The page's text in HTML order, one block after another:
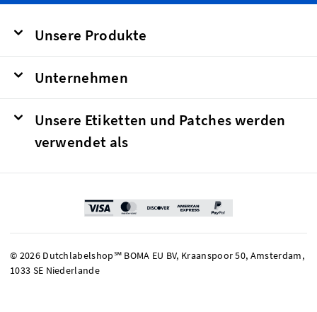
Unsere Produkte
Unternehmen
Unsere Etiketten und Patches werden
verwendet als
© 2026 Dutchlabelshop℠ BOMA EU BV, Kraanspoor 50, Amsterdam,
1033 SE Niederlande